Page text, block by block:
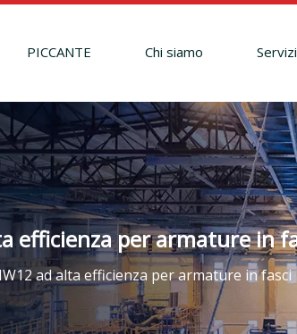
PICCANTE Chi siamo
efficienza per armature in
ad alta efficienza per armature in fasci